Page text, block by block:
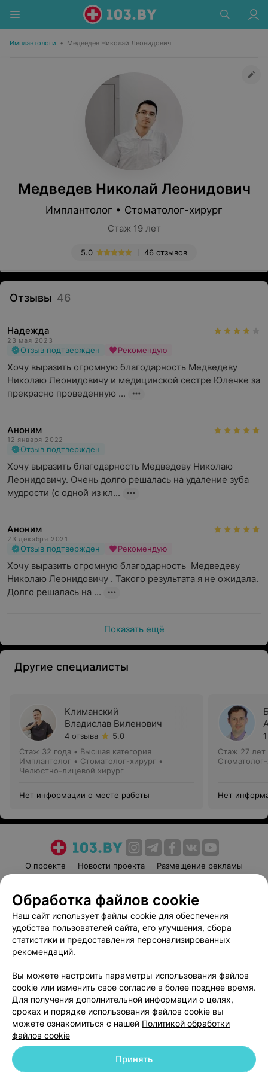
Имплантологи • Медведев Николай Леонидович
Медведев Николай Леонидович
Имплантолог • Стоматолог-хирург
Стаж 19 лет
46 отзывов
5.0
Отзывы 46
Надежда
23 мая 2023
Отзыв подтвержден Рекомендую
Хочу выразить огромную благодарность Медведеву
Николаю Леонидовичу и медицинской сестре Юлечке за
прекрасно проведенную ...
Аноним
12 января 2022
Отзыв подтвержден
Хочу выразить благодарность Медведеву Николаю
Леонидовичу. Очень долго решалась на удаление зуба
мудрости (с одной из кл...
Аноним
23 декабря 2021
Отзыв подтвержден Рекомендую
Хочу выразить огромную благодарность  Медведеву
Николаю Леонидовичу . Такого результата я не ожидала.
Долго решалась на ...
Показать ещё
Другие специалисты
Климанский
Владислав Виленович
4 отзыва
5.0
Стаж 32 года • Высшая категория
Имплантолог • Стоматолог-хирург •
Челюстно-лицевой хирург
Нет информации о месте работы
Стаж 27 лет
Нет
О проекте Новости проекта
Размещение рекламы
Пользовательское соглашение
Способы оплаты
Вакансии
Партнеры
Написать руководителю 103.by
Обработка персональных данных
© 2026 ООО «Артокс Лаб», УНП 191700409 | 220012, Республика Беларусь,
Обработка файлов cookie
Наш сайт использует файлы cookie для обеспечения
удобства пользователей сайта, его улучшения, сбора
статистики и предоставления персонализированных
рекомендаций.
Вы можете настроить параметры использования файлов
cookie или изменить свое согласие в более позднее время.
Для получения дополнительной информации о целях,
сроках и порядке использования файлов cookie вы
можете ознакомиться с нашей Политикой обработки
файлов cookie
Принять